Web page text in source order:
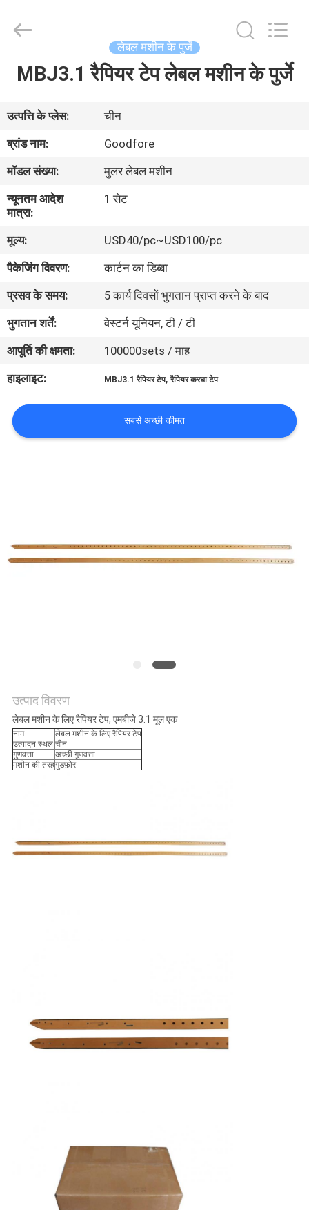
घर
उत्पाद
वीडियो
हमारे
बारे
में
कारखाना
भ्रमण
गुणवत्ता
हमसे
साइटमैप
PRIVACY
Machinery
Co.,Ltd.
लेबल मशीन के पुर्जे
MBJ3.1 रैपियर टेप लेबल मशीन के पुर्जे
उत्पत्ति के प्लेस:
चीन
ब्रांड नाम:
Goodfore
मॉडल संख्या:
मुलर लेबल मशीन
न्यूनतम आदेश
मात्रा:
1 सेट
मूल्य:
USD40/pc~USD100/pc
पैकेजिंग विवरण:
कार्टन का डिब्बा
प्रसव के समय:
5 कार्य दिवसों भुगतान प्राप्त करने के बाद
भुगतान शर्तें:
वेस्टर्न यूनियन, टी / टी
आपूर्ति की क्षमता:
100000sets / माह
हाइलाइट:
MBJ3.1 रैपियर टेप,रैपियर करघा टेप
सबसे अच्छी कीमत
उत्पाद विवरण
लेबल मशीन के लिए रैपियर टेप, एमबीजे 3.1 मूल एक
नाम
लेबल मशीन के लिए रैपियर टेप
उत्पादन स्थल चीन
गुणवत्ता
अच्छी गुणवत्ता
मशीन की तरहगुडफ़ोर